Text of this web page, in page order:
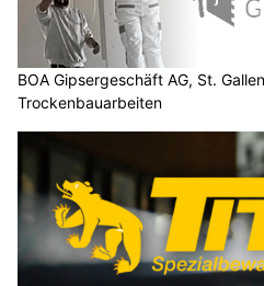
BOA Gipsergeschäft AG, St.
Trockenbauarbeiten